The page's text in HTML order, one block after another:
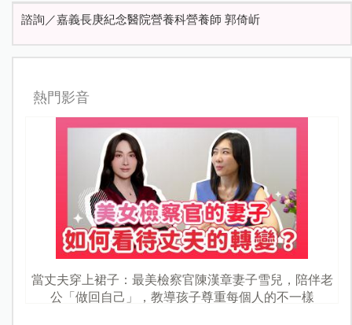
諮詢／嘉義長庚紀念醫院營養科營養師 郭倚岓
熱門影音
當丈夫穿上裙子：最美檢察官陳漢章妻子雪兒，陪伴老
公「做回自己」，教導孩子尊重每個人的不一樣